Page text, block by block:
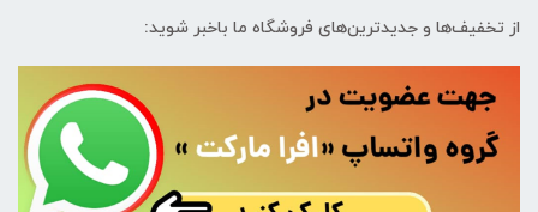
از تخفیف‌ها و جدیدترین‌های فروشگاه ما باخبر شوید: